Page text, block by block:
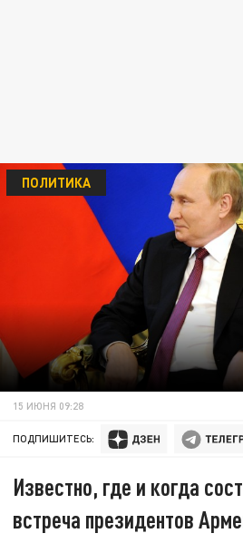
ПОЛИТИКА
15 ИЮНЯ 09:28
ПОДПИШИТЕСЬ:
Известно, где и когда
встреча президентов